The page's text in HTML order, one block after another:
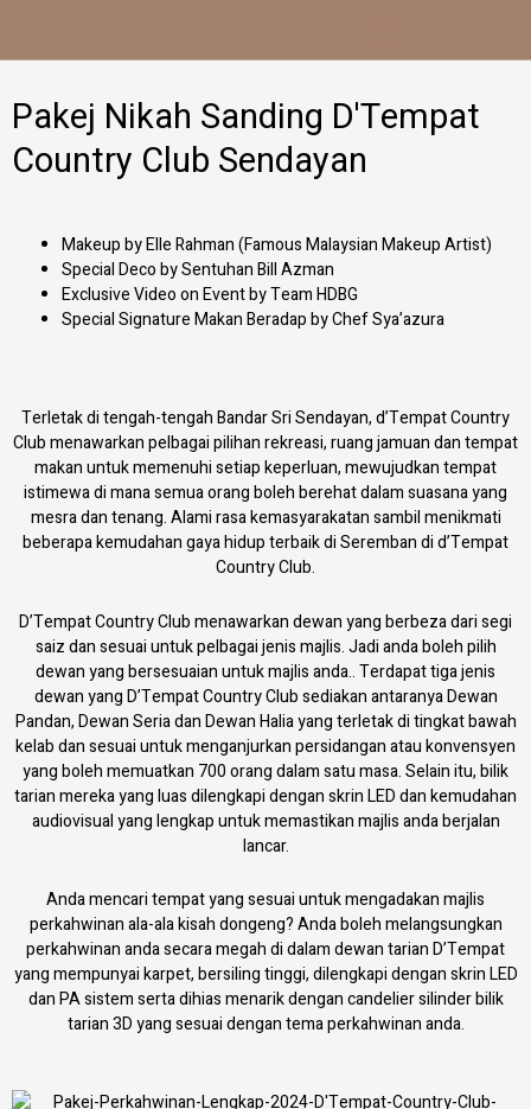
content
Pakej Nikah Sanding D'Tempat
Country Club Sendayan
Makeup by Elle Rahman (Famous Malaysian Makeup Artist)
Special Deco by Sentuhan Bill Azman
Exclusive Video on Event by Team HDBG
Special Signature Makan Beradap by Chef Sya’azura
Terletak di tengah-tengah Bandar Sri Sendayan, d’Tempat Country
Club menawarkan pelbagai pilihan rekreasi, ruang jamuan dan tempat
makan untuk memenuhi setiap keperluan, mewujudkan tempat
istimewa di mana semua orang boleh berehat dalam suasana yang
mesra dan tenang. Alami rasa kemasyarakatan sambil menikmati
beberapa kemudahan gaya hidup terbaik di Seremban di d’Tempat
Country Club.
D’Tempat Country Club menawarkan dewan yang berbeza dari segi
saiz dan sesuai untuk pelbagai jenis majlis. Jadi anda boleh pilih
dewan yang bersesuaian untuk majlis anda.. Terdapat tiga jenis
dewan yang D’Tempat Country Club sediakan antaranya Dewan
Pandan, Dewan Seria dan Dewan Halia yang terletak di tingkat bawah
kelab dan sesuai untuk menganjurkan persidangan atau konvensyen
yang boleh memuatkan 700 orang dalam satu masa. Selain itu, bilik
tarian mereka yang luas dilengkapi dengan skrin LED dan kemudahan
audiovisual yang lengkap untuk memastikan majlis anda berjalan
lancar.
Anda mencari tempat yang sesuai untuk mengadakan majlis
perkahwinan ala-ala kisah dongeng? Anda boleh melangsungkan
perkahwinan anda secara megah di dalam dewan tarian D’Tempat
yang mempunyai karpet, bersiling tinggi, dilengkapi dengan skrin LED
dan PA sistem serta dihias menarik dengan candelier silinder bilik
tarian 3D yang sesuai dengan tema perkahwinan anda.